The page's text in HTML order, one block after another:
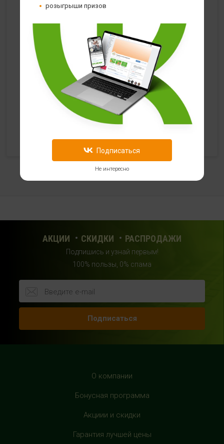
с 10:00 до 22:00 (без выходных)
HealthStore в ТРЦ "Ковров-Молл"
г. Ковров, ул. Лопатина 7а, второй этаж, слева от
магазина "СпортМастер"
+ 7 (903) 645-25-85
с 10:00 до 21:00 (без выходных)
HealthStore + ФИТНЕС-БАР в ТРЦ "Красный кит"
г. Мытищи, Шараповский проезд, вл. 2, третий этаж,
HealthStore в ТРЦ "Саларис"
+7 (963) 682-32- 02
с 10:00 до 22:00 (без выходных)
HealthStore в ТРЦ "Райкин Плаза"
+7 (963) 682-31-94
с 10:00 до 22:00 (без выходных)
HealthStore в ТРЦ "Филион"
рядом с фуд-кортом
АКЦИИ СКИДКИ РАСПРОДАЖИ
Подпишись и узнай первым!
100% пользы, 0% спама
Подписаться
О компании
Бонусная программа
Акциии и скидки
Гарантия лучшей цены
розыгрыши призов
Подписаться
Не интересно